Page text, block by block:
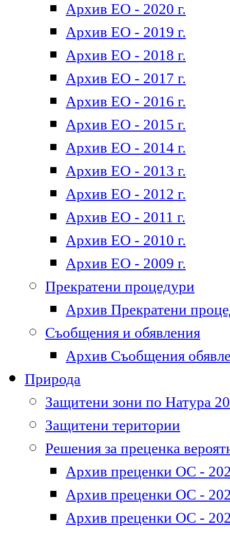
Архив ЕО - 2020 г.
Архив ЕО - 2019 г.
Архив ЕО - 2018 г.
Архив ЕО - 2017 г.
Архив ЕО - 2016 г.
Архив ЕО - 2015 г.
Архив ЕО - 2014 г.
Архив ЕО - 2013 г.
Архив ЕО - 2012 г.
Архив ЕО - 2011 г.
Архив ЕО - 2010 г.
Архив ЕО - 2009 г.
Прекратени процедури
Архив Прекратени
Съобщения и обявления
Архив Съобщения
Природа
Защитени зони по Натура
Защитени територии
Решения за преценка
Архив преценки ОС -
Архив преценки ОС -
Архив преценки ОС -